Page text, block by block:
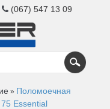
(067) 547 13 09
» Поломоечная
Essential